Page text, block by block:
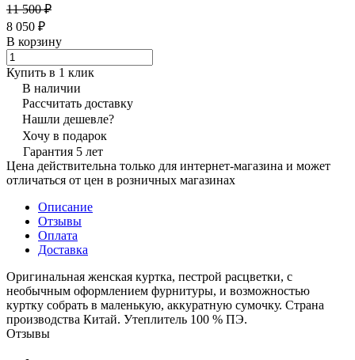
11 500 ₽
8 050 ₽
В корзину
Купить в 1 клик
В наличии
Рассчитать доставку
Нашли дешевле?
Хочу в подарок
Гарантия 5 лет
Цена действительна только для интернет-магазина и может
отличаться от цен в розничных магазинах
Описание
Отзывы
Оплата
Доставка
Оригинальная женская куртка, пестрой расцветки, с
необычным оформлением фурнитуры, и возможностью
куртку собрать в маленькую, аккуратную сумочку. Страна
производства Китай. Утеплитель 100 % ПЭ.
Отзывы